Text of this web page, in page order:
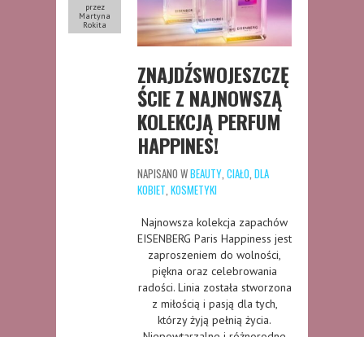
przez
Martyna
Rokita
ZNAJDŹSWOJESZCZĘ
ŚCIE Z NAJNOWSZĄ
KOLEKCJĄ PERFUM
HAPPINES!
NAPISANO WBEAUTY, CIAŁO, DLA
KOBIET, KOSMETYKI
Najnowsza kolekcja zapachów
EISENBERG Paris Happiness jest
zaproszeniem do wolności,
piękna oraz celebrowania
radości. Linia została stworzona
z miłością i pasją dla tych,
którzy żyją pełnią życia.